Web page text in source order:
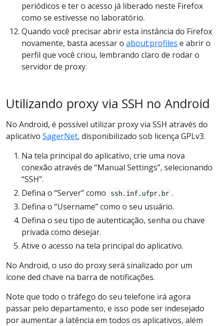
periódicos e ter o acesso já liberado neste Firefox
como se estivesse no laboratório.
Quando você precisar abrir esta instância do Firefox
novamente, basta acessar o about:profiles e abrir o
perfil que você criou, lembrando claro de rodar o
servidor de proxy.
Utilizando proxy via SSH no Android
No Android, é possível utilizar proxy via SSH através do
aplicativo SagerNet, disponibilizado sob licença GPLv3.
Na tela principal do aplicativo, crie uma nova
conexão através de “Manual Settings”, selecionando
“SSH”.
Defina o “Server” como
ssh.inf.ufpr.br .
Defina o “Username” como o seu usuário.
Defina o seu tipo de autenticação, senha ou chave
privada como desejar.
Ative o acesso na tela principal do aplicativo.
No Android, o uso do proxy será sinalizado por um
ícone ded chave na barra de notificações.
Note que todo o tráfego do seu telefone irá agora
passar pelo departamento, e isso pode ser indesejado
por aumentar a latência em todos os aplicativos, além